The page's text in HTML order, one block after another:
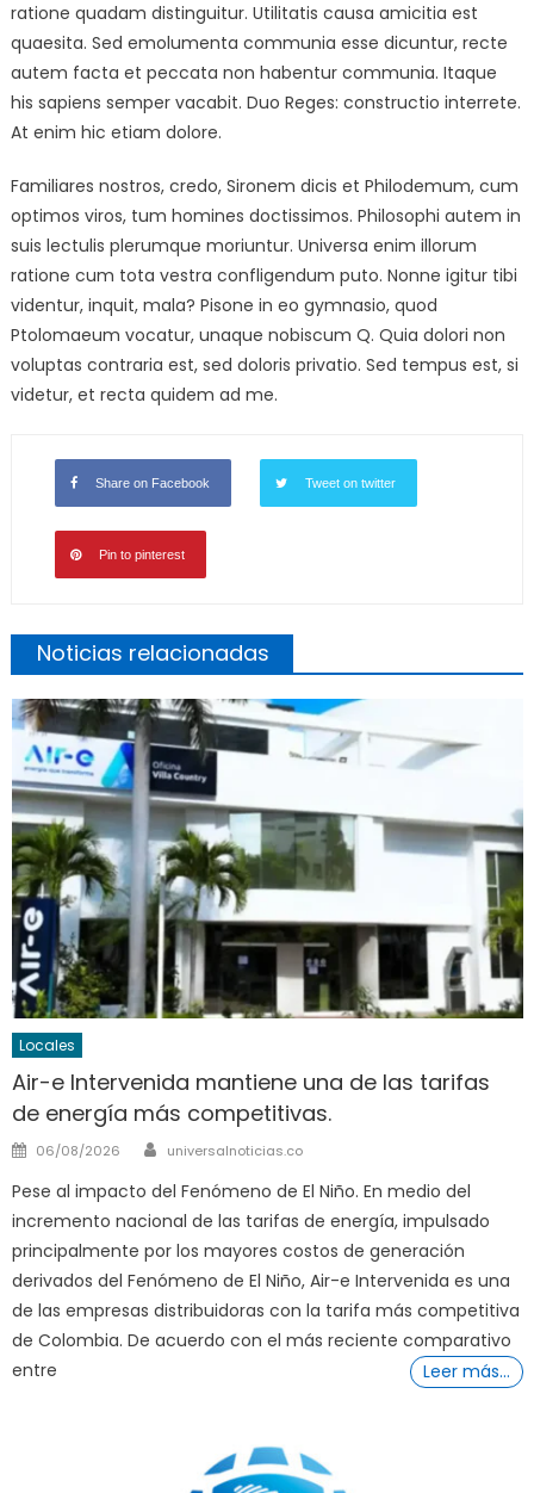
ratione quadam distinguitur. Utilitatis causa amicitia est
quaesita. Sed emolumenta communia esse dicuntur, recte
autem facta et peccata non habentur communia. Itaque
his sapiens semper vacabit. Duo Reges: constructio interrete.
At enim hic etiam dolore.
Familiares nostros, credo, Sironem dicis et Philodemum, cum
optimos viros, tum homines doctissimos. Philosophi autem in
suis lectulis plerumque moriuntur. Universa enim illorum
ratione cum tota vestra confligendum puto. Nonne igitur tibi
videntur, inquit, mala? Pisone in eo gymnasio, quod
Ptolomaeum vocatur, unaque nobiscum Q. Quia dolori non
voluptas contraria est, sed doloris privatio. Sed tempus est, si
videtur, et recta quidem ad me.
Share on Facebook Tweet on twitter
Pin to pinterest
Noticias relacionadas
Locales
Air-e Intervenida mantiene una de las tarifas
de energía más competitivas.
Posted
06/08/2026 Author
universalnoticias.co
Pese al impacto del Fenómeno de El Niño. En medio del
incremento nacional de las tarifas de energía, impulsado
principalmente por los mayores costos de generación
derivados del Fenómeno de El Niño, Air-e Intervenida es una
de las empresas distribuidoras con la tarifa más competitiva
de Colombia. De acuerdo con el más reciente comparativo
entre
Leer más…